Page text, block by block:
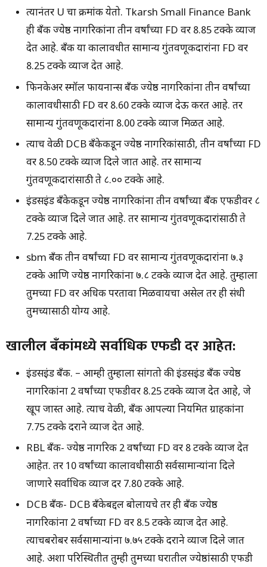
त्यानंतर U चा क्रमांक येतो. Tkarsh Small Finance Bank
ही बँक ज्येष्ठ नागरिकांना तीन वर्षांच्या FD वर 8.85 टक्के व्याज
देत आहे. बँक या कालावधीत सामान्य गुंतवणूकदारांना FD वर
8.25 टक्के व्याज देत आहे.
फिनकेअर स्मॉल फायनान्स बँक ज्येष्ठ नागरिकांना तीन वर्षांच्या
कालावधीसाठी FD वर 8.60 टक्के व्याज देऊ करत आहे. तर
सामान्य गुंतवणूकदारांना 8.00 टक्के व्याज मिळत आहे.
त्याच वेळी DCB बँकेकडून ज्येष्ठ नागरिकांसाठी, तीन वर्षांच्या FD
वर 8.50 टक्के व्याज दिले जात आहे. तर सामान्य
गुंतवणूकदारांसाठी ते ८.०० टक्के आहे.
इंडसइंड बँकेकडून ज्येष्ठ नागरिकांना तीन वर्षांच्या बँक एफडीवर ८
टक्के व्याज दिले जात आहे. तर सामान्य गुंतवणूकदारांसाठी ते
7.25 टक्के आहे.
sbm बँक तीन वर्षांच्या FD वर सामान्य गुंतवणूकदारांना ७.३
टक्के आणि ज्येष्ठ नागरिकांना ७.८ टक्के व्याज देत आहे. तुम्हाला
तुमच्या FD वर अधिक परतावा मिळवायचा असेल तर ही संधी
तुमच्यासाठी योग्य आहे.
खालील बँकांमध्ये सर्वाधिक एफडी दर आहेत:
इंडसइंड बँक. – आम्ही तुम्हाला सांगतो की इंडसइंड बँक ज्येष्ठ
नागरिकांना 2 वर्षांच्या एफडीवर 8.25 टक्के व्याज देत आहे, जे
खूप जास्त आहे. त्याच वेळी, बँक आपल्या नियमित ग्राहकांना
7.75 टक्के दराने व्याज देत आहे.
RBL बँक- ज्येष्ठ नागरिक 2 वर्षांच्या FD वर 8 टक्के व्याज देत
आहेत. तर 10 वर्षांच्या कालावधीसाठी सर्वसामान्यांना दिले
जाणारे सर्वाधिक व्याज दर 7.80 टक्के आहे.
DCB बँक- DCB बँकेबद्दल बोलायचे तर ही बँक ज्येष्ठ
नागरिकांना 2 वर्षाच्या FD वर 8.5 टक्के व्याज देत आहे.
त्याचबरोबर सर्वसामान्यांना ७.७५ टक्के दराने व्याज दिले जात
आहे. अशा परिस्थितीत तुम्ही तुमच्या घरातील ज्येष्ठांसाठी एफडी